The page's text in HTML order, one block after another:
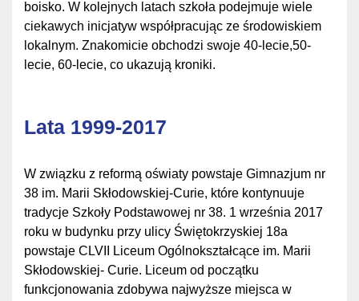
boisko. W kolejnych latach szkoła podejmuje wiele
ciekawych inicjatyw współpracując ze środowiskiem
lokalnym. Znakomicie obchodzi swoje 40-lecie,50-
lecie, 60-lecie, co ukazują kroniki.
Lata 1999-2017
W związku z reformą oświaty powstaje Gimnazjum nr
38 im. Marii Skłodowskiej-Curie, które kontynuuje
tradycje Szkoły Podstawowej nr 38. 1 września 2017
roku w budynku przy ulicy Świętokrzyskiej 18a
powstaje CLVII Liceum Ogólnokształcące im. Marii
Skłodowskiej- Curie. Liceum od początku
funkcjonowania zdobywa najwyższe miejsca w